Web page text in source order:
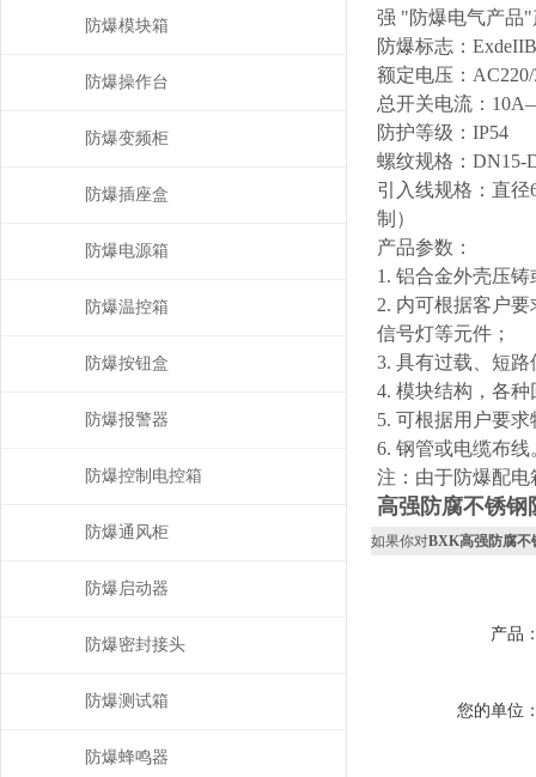
强 "防爆电气产品
防爆标志：
额定电压：
总开关电流： 10A
防护等级： IP54
螺纹规格： DN15-
引入线规格：直径
制）
产品参数：
1. 铝合金外壳压
2. 内可根据客户要
信号灯等元件；
3. 具有过载、短路
4. 模块结构，各
5. 可根据用户要
6. 钢管或电缆布线
注：由于防爆配
高强防腐不锈钢
如果你对BXK高强防腐不
产品
您的单位
防爆模块箱
防爆操作台
防爆变频柜
防爆插座盒
防爆电源箱
防爆温控箱
防爆按钮盒
防爆报警器
防爆控制电控箱
防爆通风柜
防爆启动器
防爆密封接头
防爆测试箱
防爆蜂鸣器